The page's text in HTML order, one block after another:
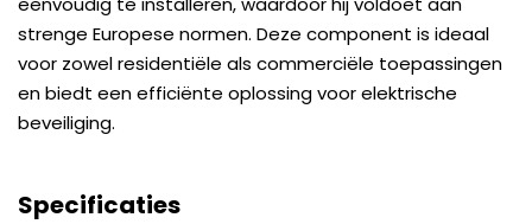
strenge Europese normen. Deze component is ideaal
voor zowel residentiële als commerciële toepassingen
en biedt een efficiënte oplossing voor elektrische
beveiliging.
Specificaties